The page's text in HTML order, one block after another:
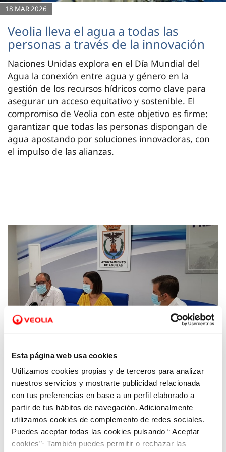
Esta página web usa cookies
Utilizamos cookies propias y de terceros para analizar
nuestros servicios y mostrarte publicidad relacionada
con tus preferencias en base a un perfil elaborado a
partir de tus hábitos de navegación. Adicionalmente
utilizamos cookies de complemento de redes sociales.
Puedes aceptar todas las cookies pulsando “ Aceptar
cookies”· También puedes permitir o rechazar las
18 MAR 2026
Veolia lleva el agua a todas las
personas a través de la innovación
Naciones Unidas explora en el Día Mundial del
Agua la conexión entre agua y género en la
gestión de los recursos hídricos como clave para
asegurar un acceso equitativo y sostenible. El
compromiso de Veolia con este objetivo es firme:
garantizar que todas las personas dispongan de
agua apostando por soluciones innovadoras, con
el impulso de las alianzas.
25 JUN 2021
Presentación del Plan Director de
suministro de agua potable de Águilas